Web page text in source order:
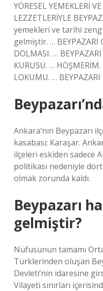
YÖRESEL YEMEKLERİ
LEZZETLERİYLE
yemekleri ve tarihi
gelmiştir. … BEYPAZARI
DOLMASI. …
KURUSU. …
LOKUMU. …
Ankara’nın Beypazarı
kasabası: Karaşar.
ilçeleri eskiden sadece
politikası nedeniyle
olmak zorunda kaldı.
Beypazarı
gelmiştir?
Nüfusunun tamamı
Türklerinden oluşan
Devleti’nin idaresine
Vilayeti sınırları